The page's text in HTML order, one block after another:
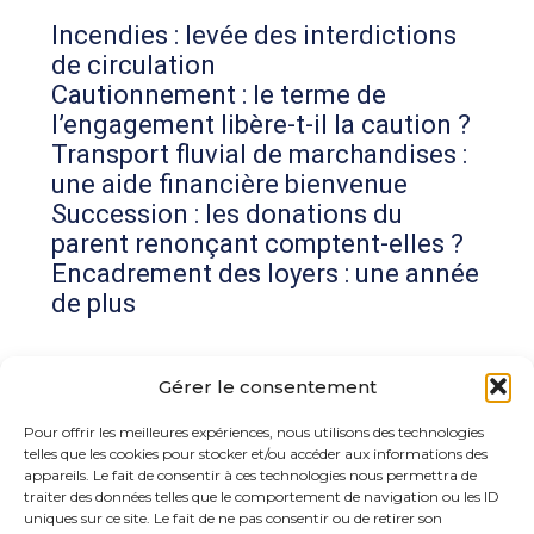
Gérer le consentement
Pour offrir les meilleures expériences, nous utilisons des technologies
telles que les cookies pour stocker et/ou accéder aux informations des
appareils. Le fait de consentir à ces technologies nous permettra de
traiter des données telles que le comportement de navigation ou les ID
uniques sur ce site. Le fait de ne pas consentir ou de retirer son
Incendies : levée des interdictions
de circulation
Cautionnement : le terme de
l’engagement libère-t-il la caution ?
Transport fluvial de marchandises :
une aide financière bienvenue
Succession : les donations du
parent renonçant comptent-elles ?
Encadrement des loyers : une année
de plus
Commentaires récents
Aucun commentaire à afficher.